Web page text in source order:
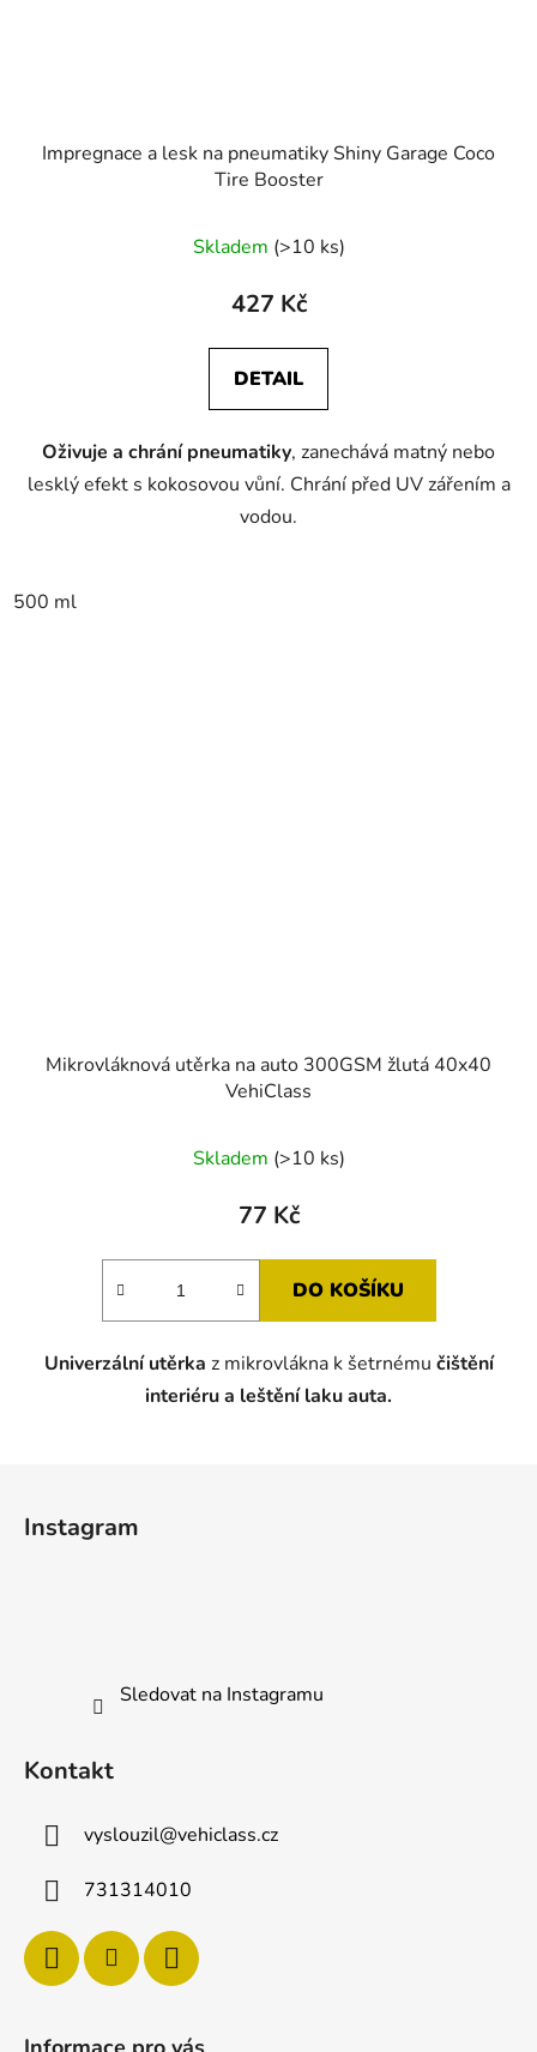
Impregnace a lesk na pneumatiky Shiny Garage Coco
Tire Booster
Skladem (>10 ks)
427 Kč
DETAIL
Oživuje a chrání pneumatiky, zanechává matný nebo
lesklý efekt s kokosovou vůní. Chrání před UV zářením a
vodou.
500 ml
Mikrovláknová utěrka na auto 300GSM žlutá 40x40
VehiClass
Skladem (>10 ks)
77 Kč
DO KOŠÍKU
Univerzální utěrka z mikrovlákna k šetrnému čištění
interiéru a leštění laku auta.
Instagram
Sledovat na Instagramu
Kontakt
vyslouzil@vehiclass.cz
731314010